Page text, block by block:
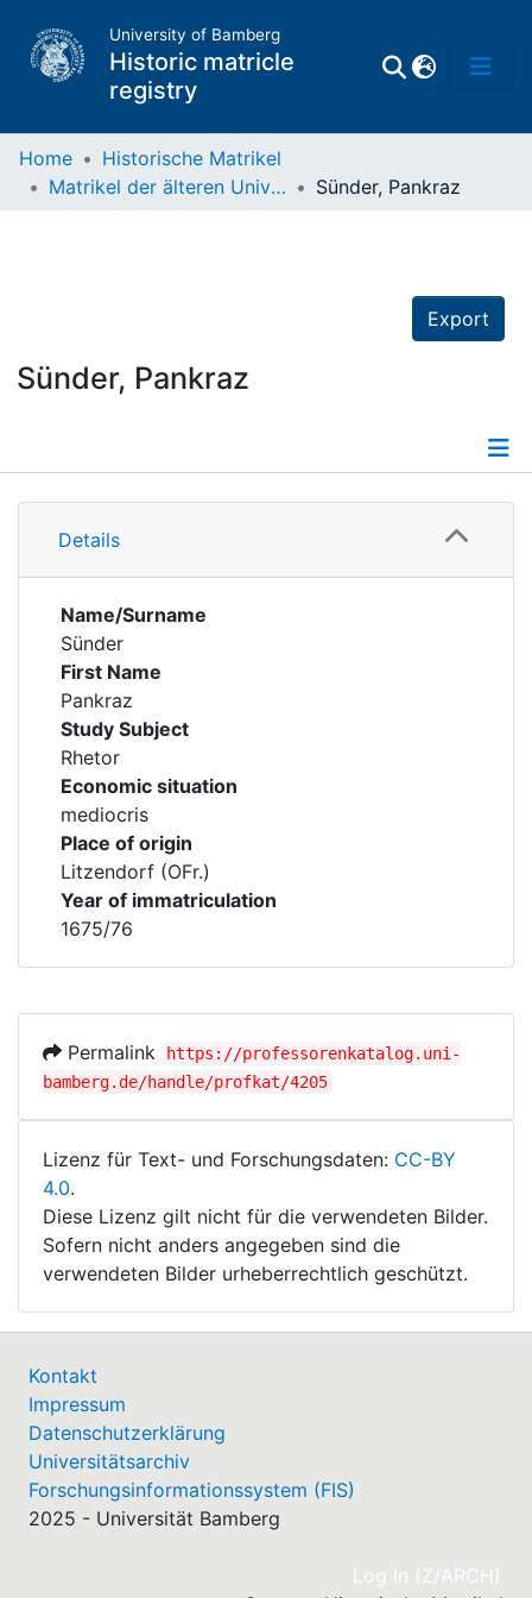
University of Bamberg
Historic matricle
registry
Home
Historische Matrikel
Matrikel der älteren Universität
Sünder, Pankraz
Export
Sünder, Pankraz
Details
Details
Name/Surname
Sünder
First Name
Pankraz
Study Subject
Rhetor
Economic situation
mediocris
Place of origin
Litzendorf (OFr.)
Year of immatriculation
1675/76
Permalink
https://professorenkatalog.uni-
bamberg.de/handle/profkat/4205
Lizenz für Text- und Forschungsdaten: CC-BY
4.0.
Diese Lizenz gilt nicht für die verwendeten Bilder.
Sofern nicht anders angegeben sind die
verwendeten Bilder urheberrechtlich geschützt.
Kontakt
Impressum
Datenschutzerklärung
Universitätsarchiv
Forschungsinformationssystem (FIS)
2025 - Universität Bamberg
Log In (Z/ARCH)